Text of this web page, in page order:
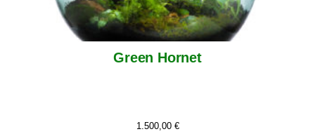
Green Hornet
1.500,00 €